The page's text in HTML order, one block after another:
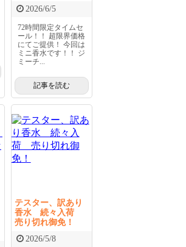
2026/6/5
72時間限定タイムセ
ール！！ 超限界価格
にてご提供！ 今回は
ミニ香水です！！ ジ
ミーチ...
記事を読む
テスター、訳あり
香水 続々入荷
売り切れ御免！
2026/5/8